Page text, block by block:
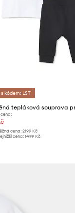
kódem: LST
cena: 2199 Kč
cena: 1499 Kč